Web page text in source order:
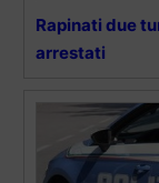
Rapinati due
arrestati